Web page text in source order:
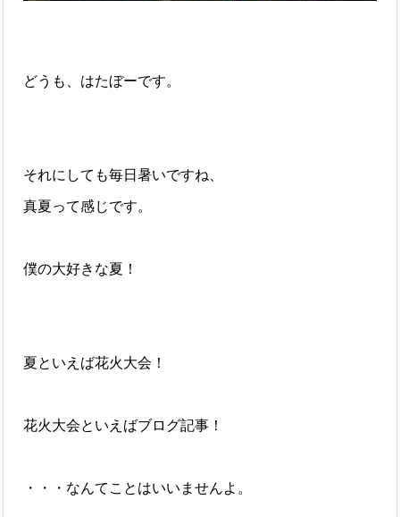
どうも、はたぼーです。
それにしても毎日暑いですね、
真夏って感じです。
僕の大好きな夏！
夏といえば花火大会！
花火大会といえばブログ記事！
・・・なんてことはいいませんよ。